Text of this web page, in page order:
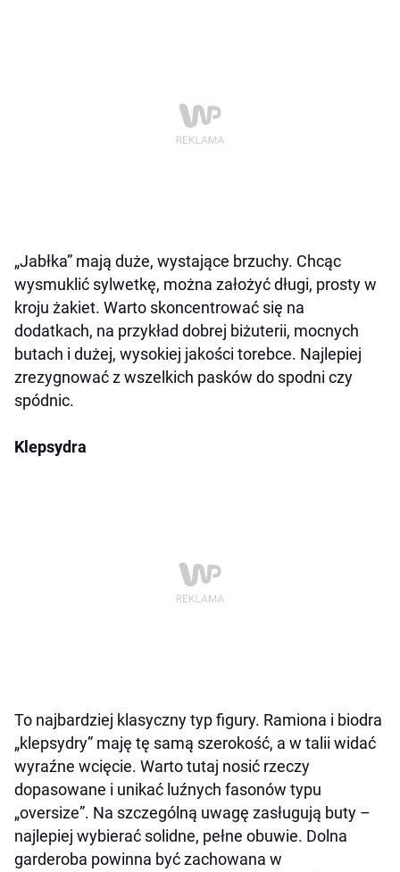
„Jabłka” mają duże, wystające brzuchy. Chcąc
wysmuklić sylwetkę, można założyć długi, prosty w
kroju żakiet. Warto skoncentrować się na
dodatkach, na przykład dobrej biżuterii, mocnych
butach i dużej, wysokiej jakości torebce. Najlepiej
zrezygnować z wszelkich pasków do spodni czy
spódnic.
Klepsydra
To najbardziej klasyczny typ figury. Ramiona i biodra
„klepsydry” maję tę samą szerokość, a w talii widać
wyraźne wcięcie. Warto tutaj nosić rzeczy
dopasowane i unikać luźnych fasonów typu
„oversize”. Na szczególną uwagę zasługują buty –
najlepiej wybierać solidne, pełne obuwie. Dolna
garderoba powinna być zachowana w